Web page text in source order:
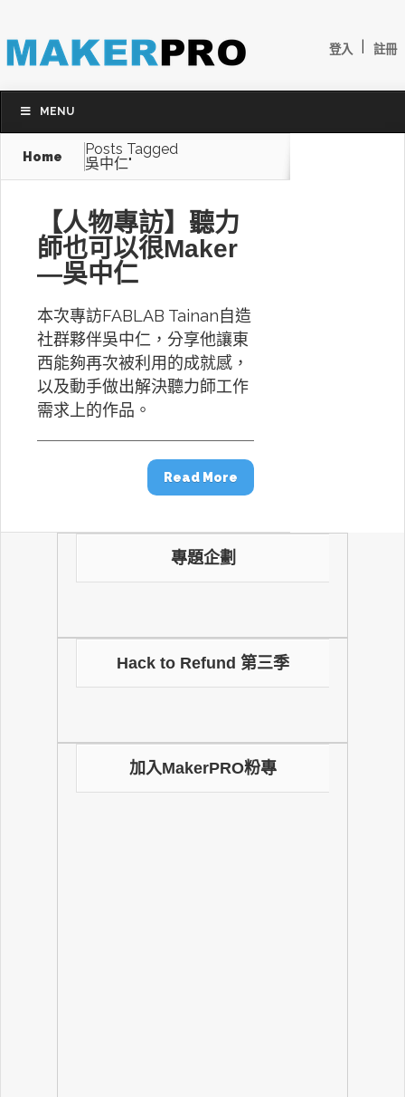
登入 註冊
MENU
Home
Posts Tagged
吳中仁"
【人物專訪】聽力
師也可以很Maker
—吳中仁
本次專訪FABLAB Tainan自造
社群夥伴吳中仁，分享他讓東
西能夠再次被利用的成就感，
以及動手做出解決聽力師工作
需求上的作品。
Read More
專題企劃
Hack to Refund 第三季
加入MakerPRO粉專